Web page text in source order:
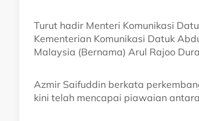
Turut hadir Menteri Komunikasi
Kementerian Komunikasi Datuk
Malaysia (Bernama) Arul Rajoo
Azmir Saifuddin berkata
kini telah mencapai piawaian